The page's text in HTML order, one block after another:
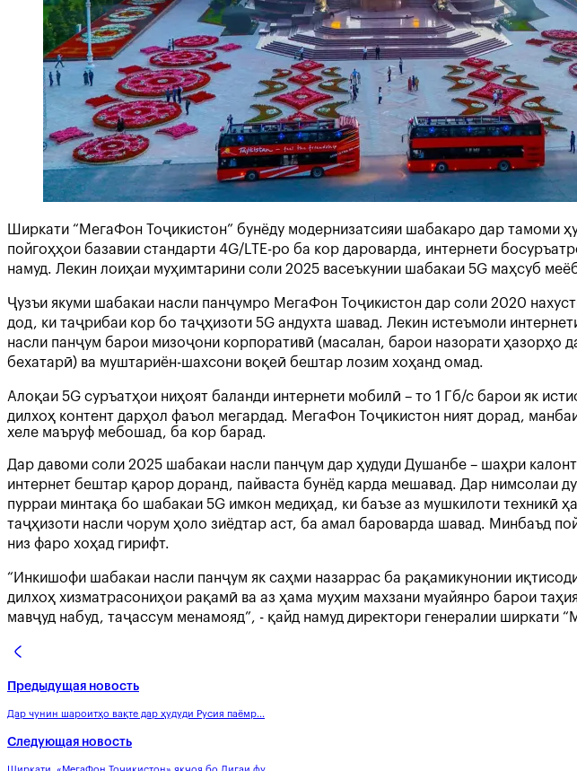
Ширкати “МегаФон Тоҷикистон” бунёду модернизатсияи шабакаро дар тамоми
пойгоҳҳои базавии стандарти 4G/LTE-ро ба кор дароварда, интернети
намуд. Лекин лоиҳаи муҳимтарини соли 2025 васеъкунии шабакаи 5G маҳсуб
Ҷузъи якуми шабакаи насли панҷумро МегаФон Тоҷикистон дар соли 2020
дод, ки таҷрибаи кор бо таҷҳизоти 5G андухта шавад. Лекин истеъмоли
насли панҷум барои мизоҷони корпоративӣ (масалан, барои назорати ҳазорҳо
бехатарӣ) ва муштариён-шахсони воқеӣ бештар лозим хоҳанд омад.
Алоқаи 5G суръатҳои ниҳоят баланди интернети мобилӣ – то 1 Гб/с барои як
дилхоҳ контент дарҳол фаъол мегардад. МегаФон Тоҷикистон ният дорад,
хеле маъруф мебошад, ба кор барад.
Дар давоми соли 2025 шабакаи насли панҷум дар ҳудуди Душанбе – шаҳри
интернет бештар қарор доранд, пайваста бунёд карда мешавад. Дар нимсолаи
пурраи минтақа бо шабакаи 5G имкон медиҳад, ки баъзе аз мушкилоти техникӣ
таҷҳизоти насли чорум ҳоло зиёдтар аст, ба амал бароварда шавад. Минбаъд
низ фаро хоҳад гирифт.
“Инкишофи шабакаи насли панҷум як саҳми назаррас ба рақамикунонии
дилхоҳ хизматрасониҳои рақамӣ ва аз ҳама муҳим махзани муайянро барои
мавҷуд набуд, таҷассум менамояд”, - қайд намуд директори генералии ширкати
Предыдущая новость
Дар чунин шароитҳо вақте дар ҳудуди Русия паёмр...
Следующая новость